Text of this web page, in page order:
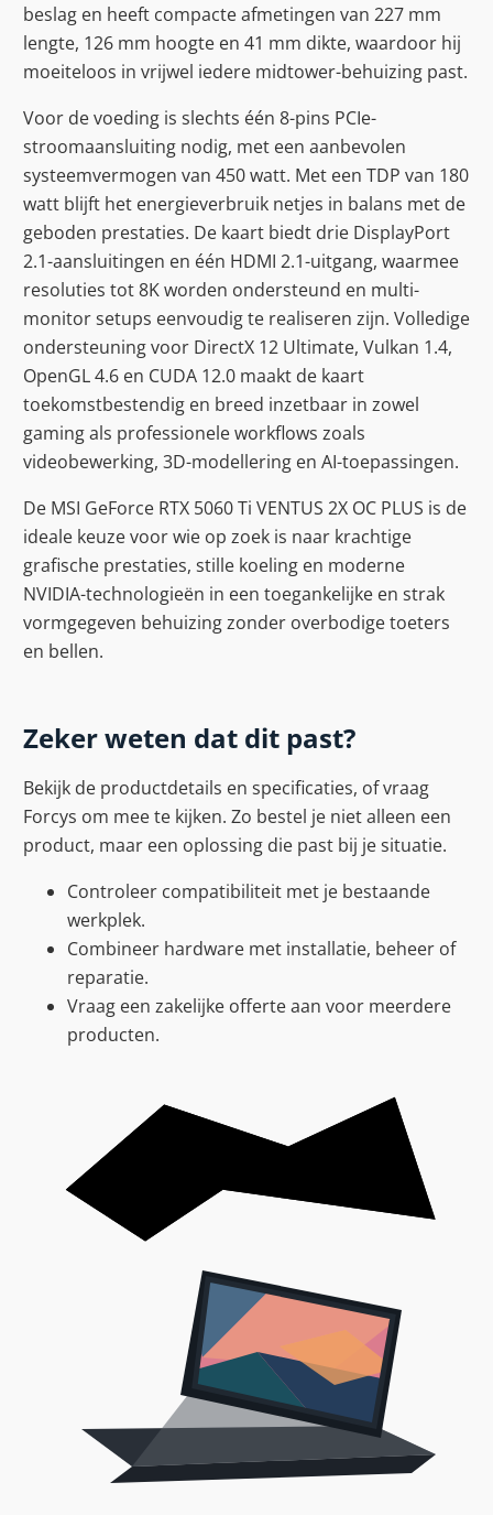
beslag en heeft compacte afmetingen van 227 mm
lengte, 126 mm hoogte en 41 mm dikte, waardoor hij
moeiteloos in vrijwel iedere midtower-behuizing past.
Voor de voeding is slechts één 8-pins PCIe-
stroomaansluiting nodig, met een aanbevolen
systeemvermogen van 450 watt. Met een TDP van 180
watt blijft het energieverbruik netjes in balans met de
geboden prestaties. De kaart biedt drie DisplayPort
2.1-aansluitingen en één HDMI 2.1-uitgang, waarmee
resoluties tot 8K worden ondersteund en multi-
monitor setups eenvoudig te realiseren zijn. Volledige
ondersteuning voor DirectX 12 Ultimate, Vulkan 1.4,
OpenGL 4.6 en CUDA 12.0 maakt de kaart
toekomstbestendig en breed inzetbaar in zowel
gaming als professionele workflows zoals
videobewerking, 3D-modellering en AI-toepassingen.
De MSI GeForce RTX 5060 Ti VENTUS 2X OC PLUS is de
ideale keuze voor wie op zoek is naar krachtige
grafische prestaties, stille koeling en moderne
NVIDIA-technologieën in een toegankelijke en strak
vormgegeven behuizing zonder overbodige toeters
en bellen.
Zeker weten dat dit past?
Bekijk de productdetails en specificaties, of vraag
Forcys om mee te kijken. Zo bestel je niet alleen een
product, maar een oplossing die past bij je situatie.
Controleer compatibiliteit met je bestaande
werkplek.
Combineer hardware met installatie, beheer of
reparatie.
Vraag een zakelijke offerte aan voor meerdere
producten.